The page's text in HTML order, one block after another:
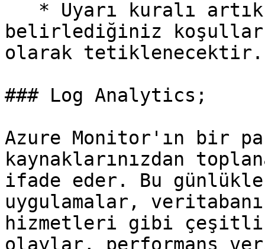
belirlediğiniz koşullar
olarak tetiklenecektir.
### Log Analytics;
Azure Monitor'ın bir
kaynaklarınızdan
ifade eder. Bu
uygulamalar,
hizmetleri gibi çeşitli
olaylar, performans